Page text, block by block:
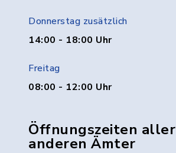
Donnerstag zusätzlich
14:00 - 18:00 Uhr
Freitag
08:00 - 12:00 Uhr
Öffnungszeiten aller
anderen Ämter